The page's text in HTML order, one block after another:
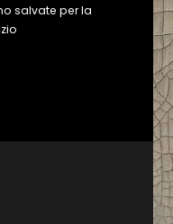
salvate per la